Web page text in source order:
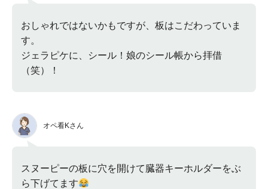
おしゃれではないかもですが、板はこだわっていま
す。
ジェラピケに、シール！娘のシール帳から拝借
（笑）！
オペ看Kさん
スヌーピーの板に穴を開けて臓器キーホルダーをぶ
ら下げてます